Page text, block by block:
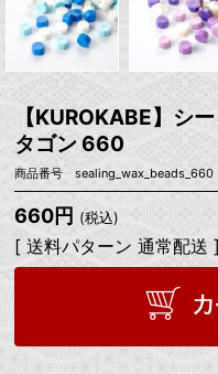
【KUROKABE】シ
タゴン 660
商品番号 sealing_wax_beads_660
660円 (税込)
[ 送料パターン 通常配送 ]